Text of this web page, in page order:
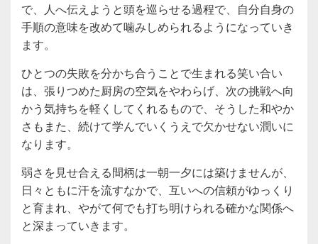
で、人へ伝えようと頭を巡らせる過程で、自分自身の
手順の意味を改めて噛みしめられるようになっていき
ます。
ひとつの失敗を分かち合うことで生まれる笑い合い
は、張りつめた厨房の空気をやわらげ、次の挑戦へ向
かう気持ちを軽くしてくれるもので、そうした和やか
さもまた、続けて学んでいくうえで欠かせない潤いに
なります。
弱さを見せ合える間柄は一朝一夕には築けませんが、
日々ともに汗を流すなかで、互いへの信頼がゆっくり
と育まれ、やがて何でも打ち明けられる確かな関係へ
と深まっていきます。